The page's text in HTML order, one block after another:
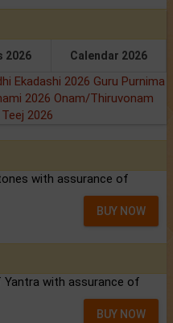
2026 Calendar 2026
Ekadashi 2026 Guru Purnima
2026 Onam/Thiruvonam
2026
with assurance of
BUY NOW
Yantra with assurance of
BUY NOW